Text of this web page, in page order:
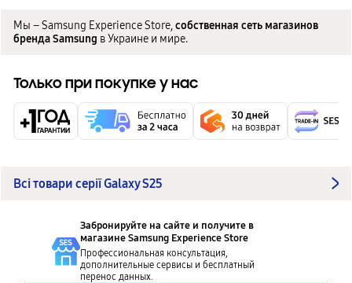
Мы – Samsung Experience Store,собственная сеть магазинов
бренда Samsung в Украине и мире.
Только при покупке у нас
Всі товари серії Galaxy S25
Забронируйте на сайте и получите в
магазинеSamsung Experience Store
Профессиональная консультация,
дополнительные сервисы и бесплатный
перенос данных.